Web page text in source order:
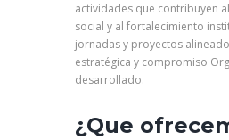
actividades que contribuyen
social y al fortalecimiento
jornadas y proyectos
estratégica y compromiso
desarrollado.
¿Que